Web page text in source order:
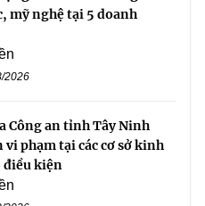
mỹ nghệ tại 5 doanh
2026
Công an tỉnh Tây Ninh
vi phạm tại các cơ sở kinh
điều kiện